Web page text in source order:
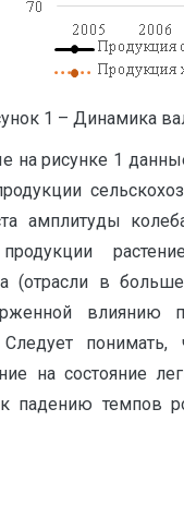
1 – Динамика
на рисунке 1
амплитуды
продукции
(отрасли в
влиянию
Следует
на состояние
к падению темпов